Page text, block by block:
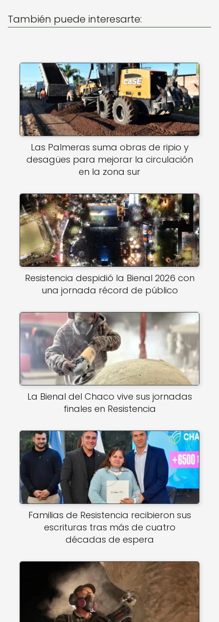
A
p o
También puede interesarte:
Las Palmeras suma obras de ripio y
desagües para mejorar la circulación
en la zona sur
Resistencia despidió la Bienal 2026 con
una jornada récord de público
La Bienal del Chaco vive sus jornadas
finales en Resistencia
Familias de Resistencia recibieron sus
escrituras tras más de cuatro
décadas de espera